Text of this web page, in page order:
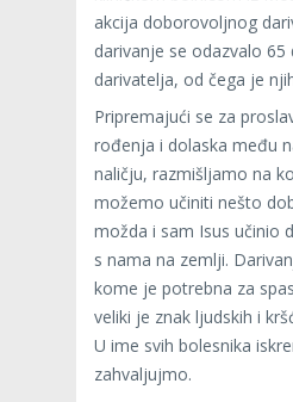
akcija doborovoljnog
darivanje se odazvalo
darivatelja, od čega je
Pripremajući se za
rođenja i dolaska među
naličju, razmišljamo na
možemo učiniti nešto
možda i sam Isus učinio
s nama na zemlji.
kome je potrebna za
veliki je znak ljudskih i
U ime svih bolesnika
zahvaljujmo.